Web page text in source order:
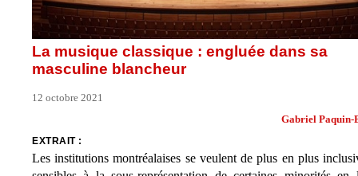
La musique classique : engluée dans sa
masculine blancheur
12 octobre 2021
Gabriel Paquin-
EXTRAIT :
Les institutions montréalaises se veulent de plus en plus